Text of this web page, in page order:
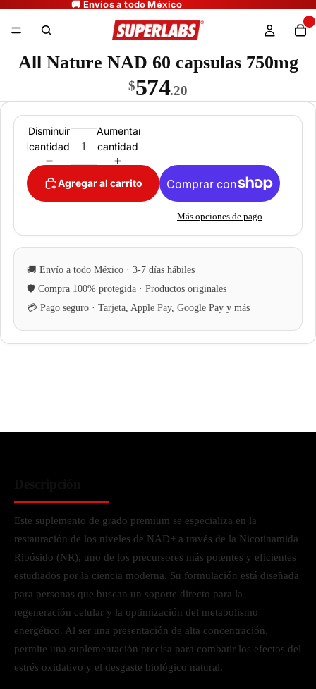
All Nature NAD 60 capsulas 750mg
$574.20
Disminuir
cantidad
Aumentar
cantidad
Agregar al carrito
Más opciones de pago
Este suplemento de grado premium se especializa en la
restauración de los niveles de NAD+ a través de la Nicotinamida
Ribósido (NR), uno de los precursores más potentes y eficientes
estudiados por la ciencia moderna. Su formulación está diseñada
para personas que buscan un soporte directo para la
regeneración celular y la optimización del metabolismo
energético. Al ser una presentación de alta concentración,
permite una suplementación precisa para combatir los efectos del
estrés oxidativo y el desgaste biológico natural.